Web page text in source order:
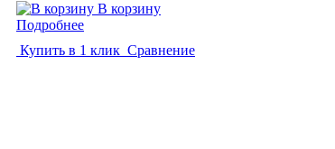
В корзину
Подробнее
Купить в 1 клик Сравнение